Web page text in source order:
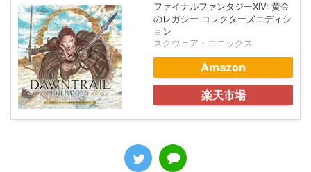
ファイナルファンタジーXIV: 黄金
のレガシー コレクターズエディシ
ョン
スクウェア・エニックス
Amazon
楽天市場